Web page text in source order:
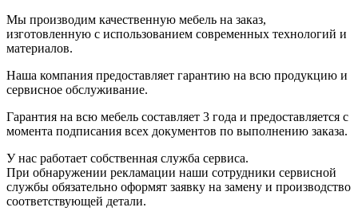
Мы производим качественную мебель на заказ,
изготовленную с использованием современных технологий и
материалов.
Наша компания предоставляет гарантию на всю продукцию и
сервисное обслуживание.
Гарантия на всю мебель составляет 3 года и предоставляется с
момента подписания всех документов по выполнению заказа.
У нас работает собственная служба сервиса.
При обнаружении рекламации наши сотрудники сервисной
службы обязательно оформят заявку на замену и производство
соответствующей детали.